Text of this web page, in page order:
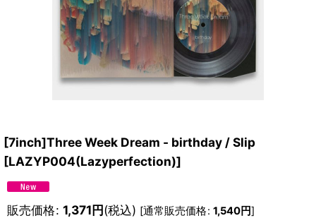
[7inch]Three Week Dream - birthday / Slip
[LAZYP004(Lazyperfection)]
販売価格: 1,371円(税込) [通常販売価格: 1,540円]